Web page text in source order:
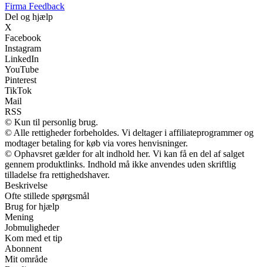
Firma Feedback
Del og hjælp
X
Facebook
Instagram
LinkedIn
YouTube
Pinterest
TikTok
Mail
RSS
© Kun til personlig brug.
© Alle rettigheder forbeholdes. Vi deltager i affiliateprogrammer og
modtager betaling for køb via vores henvisninger.
© Ophavsret gælder for alt indhold her. Vi kan få en del af salget
gennem produktlinks. Indhold må ikke anvendes uden skriftlig
tilladelse fra rettighedshaver.
Beskrivelse
Ofte stillede spørgsmål
Brug for hjælp
Mening
Jobmuligheder
Kom med et tip
Abonnent
Mit område